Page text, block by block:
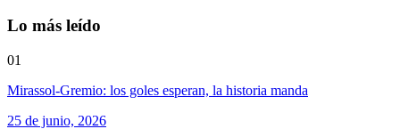
Lo más leído
01
Mirassol-Gremio: los goles esperan, la historia manda
25 de junio, 2026